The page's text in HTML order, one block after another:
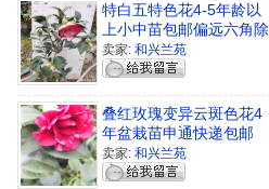
特白五特色花4-5年龄以
上小中苗包邮偏远六角除
外
卖家: 和兴兰苑
叠红玫瑰变异云斑色花4
年盆栽苗申通快递包邮
卖家: 和兴兰苑